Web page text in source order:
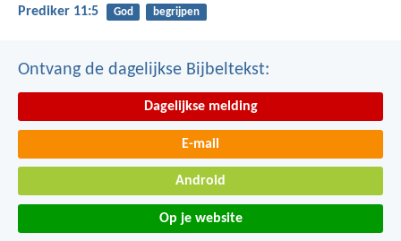
Prediker 11:5 God begrijpen
Ontvang de dagelijkse Bijbeltekst:
Dagelijkse melding
E-mail
Android
Op je website